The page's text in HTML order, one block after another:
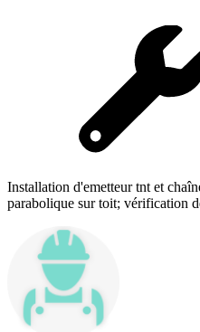
Installation d'emetteur tnt et
parabolique sur toit; vérification